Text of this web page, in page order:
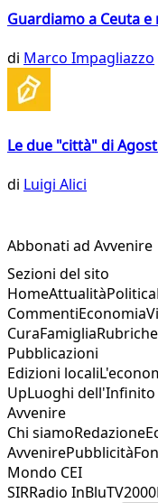
Guardiamo a Ceuta
di Marco Impagliazzo
Le due "città" di
di Luigi Alici
Abbonati ad Avvenire
Sezioni del sito
HomeAttualitàPolitica
CommentiEconomia
CuraFamigliaRubriche
Pubblicazioni
Edizioni locali
UpLuoghi dell'Infinito
Avvenire
Chi siamoRedazione
AvvenirePubblicità
Mondo CEI
SIRRadio InBluTV2000